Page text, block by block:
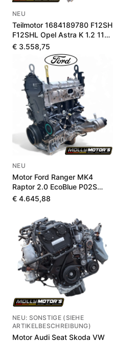
NEU
Teilmotor 1684189780 F12SH
F12SHL Opel Astra K 1.2 110-
145 PS
€ 3.558,75
NEU
Motor Ford Ranger MK4
Raptor 2.0 EcoBlue P02S
MB3Q6006LB
€ 4.645,88
NEU: SONSTIGE (SIEHE
ARTIKELBESCHREIBUNG)
Motor Audi Seat Skoda VW